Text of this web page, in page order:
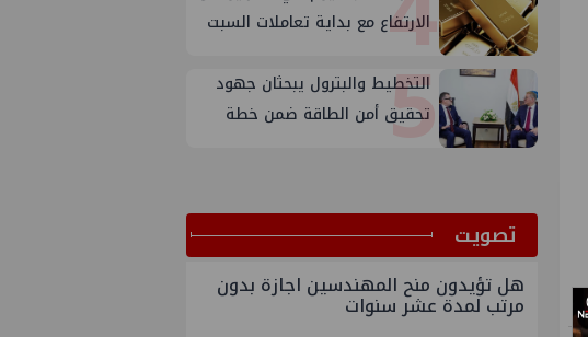
الارتفاع مع بداية تعاملات السبت
5
التخطيط والبترول يبحثان جهود
تحقيق أمن الطاقة ضمن خطة
ﺗﺼﻮﻳﺖ
هل تؤيدون منح المهندسين اجازة بدون
مرتب لمدة عشر سنوات